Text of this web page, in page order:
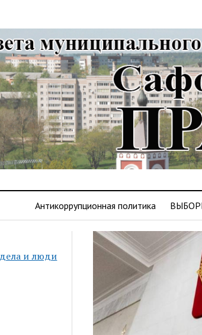
Антикоррупционная политика
дела и люди